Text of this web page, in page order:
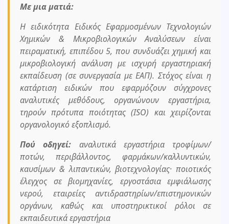
Με μια ματιά:
Η ειδικότητα Ειδικός Εφαρμοσμένων Τεχνολογιών
Χημικών & Μικροβιολογικών Αναλύσεων είναι
πειραματική, επιπέδου 5, που συνδυάζει χημική και
μικροβιολογική ανάλυση με ισχυρή εργαστηριακή
εκπαίδευση (σε συνεργασία με ΕΑΠ). Στόχος είναι η
κατάρτιση ειδικών που εφαρμόζουν σύγχρονες
αναλυτικές μεθόδους, οργανώνουν εργαστήρια,
τηρούν πρότυπα ποιότητας (ISO) και χειρίζονται
οργανολογικό εξοπλισμό.
Πού οδηγεί: αναλυτικά εργαστήρια τροφίμων/
ποτών, περιβάλλοντος, φαρμάκων/καλλυντικών,
καυσίμων & λιπαντικών, βιοτεχνολογίας· ποιοτικός
έλεγχος σε βιομηχανίες, εργοστάσια εμφιάλωσης
νερού, εταιρείες αντιδραστηρίων/επιστημονικών
οργάνων, καθώς και υποστηρικτικοί ρόλοι σε
εκπαιδευτικά εργαστήρια